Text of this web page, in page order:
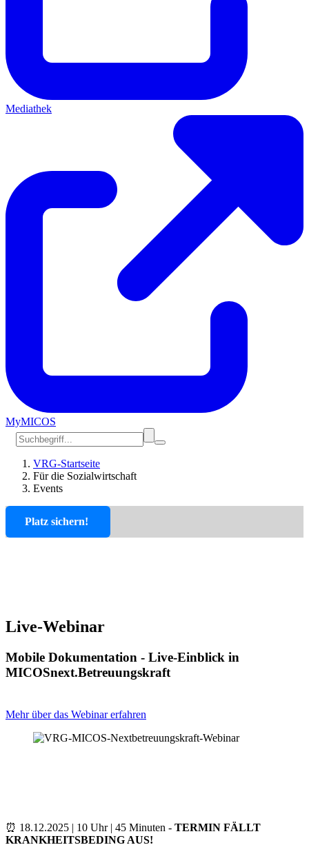
Mediathek
MyMICOS
VRG-Startseite
Für die Sozialwirtschaft
Events
Platz sichern!
Live-Webinar
Mobile Dokumentation - Live-Einblick in
MICOSnext.Betreuungskraft
Mehr über das Webinar erfahren
⏰ 18.12.2025 | 10 Uhr | 45 Minuten - TERMIN FÄLLT
KRANKHEITSBEDING AUS!